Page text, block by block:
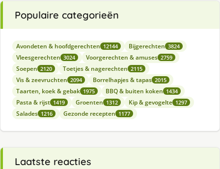
Populaire categorieën
Avondeten & hoofdgerechten 12144 Bijgerechten 3824
Vleesgerechten 3024 Voorgerechten & amuses 2759
Soepen 2120 Toetjes & nagerechten 2115
Vis & zeevruchten 2094 Borrelhapjes & tapas 2015
Taarten, koek & gebak 1975 BBQ & buiten koken 1434
Pasta & rijst 1419 Groenten 1312 Kip & gevogelte 1297
Salades 1216 Gezonde recepten 1177
Laatste reacties